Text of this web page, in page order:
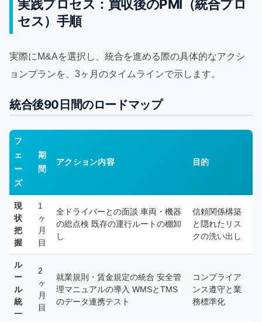
実践プロセス：買収後のPMI（統合プロ
セス）手順
実際にM&Aを選択し、統合を進める際の具体的なアクシ
ョンプランを、3ヶ月のタイムラインで示します。
統合後90日間のロードマップ
フ
ェ
ー
ズ
期
間
アクション内容 目的
現
状
把
握
1
ヶ
月
目
全ドライバーとの面談 車両・機器
の総点検 既存の運行ルートの棚卸
し
信頼関係構築
と隠れたリス
クの洗い出し
ル
ー
ル
統
一
2
ヶ
月
目
就業規則・賃金規定の統合 安全管
理マニュアルの導入 WMSとTMS
のデータ連携テスト
コンプライア
ンス遵守と業
務標準化